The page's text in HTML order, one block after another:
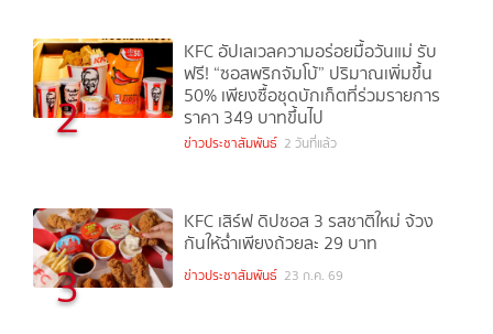
2
KFC อัปเลเวลความอร่อยมื้อวันแม่ รับ
ฟรี! “ซอสพริกจัมโบ้” ปริมาณเพิ่มขึ้น
50% เพียงซื้อชุดบักเก็ตที่ร่วมรายการ
ราคา 349 บาทขึ้นไป
ข่าวประชาสัมพันธ์ 2 วันที่แล้ว
3
KFC เสิร์ฟ ดิปซอส 3 รสชาติใหม่ จ้วง
กันให้ฉ่ำเพียงถ้วยละ 29 บาท
ข่าวประชาสัมพันธ์ 23 ก.ค. 69